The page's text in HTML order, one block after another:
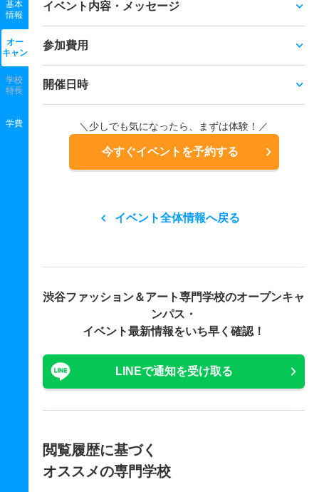
基本
情報
オー
キャン
学校
特長
学費
イベント内容・メッセージ
参加費用
開催日時
＼少しでも気になったら、まずは体験！／
今すぐイベントを予約する
イベント全体情報へ戻る
渋谷ファッション＆アート専門学校のオープンキャ
ンパス・
イベント最新情報をいち早く確認！
LINEで通知を受け取る
閲覧履歴に基づく
オススメの専門学校